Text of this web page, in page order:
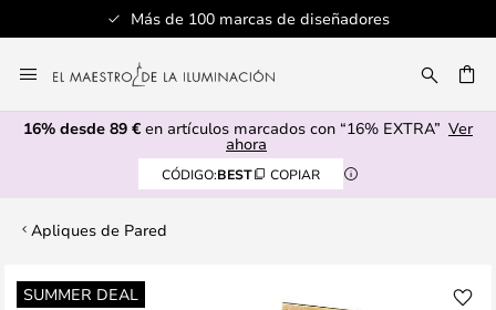
Más de 100 marcas de diseñadores
al
contenido
16% desde 89 € en artículos marcados con “16% EXTRA” Ver
ahora
CÓDIGO:BEST COPIAR
Apliques de Pared
SUMMER DEAL
Saltar
al